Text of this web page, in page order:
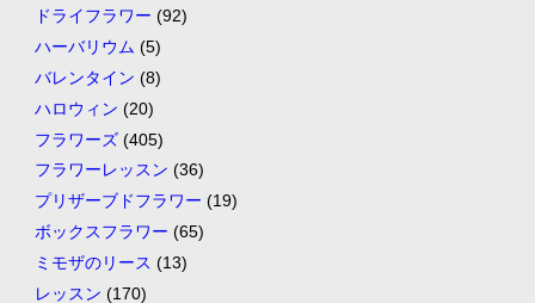
ドライフラワー (92)
ハーバリウム (5)
バレンタイン (8)
ハロウィン (20)
フラワーズ(405)
フラワーレッスン (36)
プリザーブドフラワー (19)
ボックスフラワー (65)
ミモザのリース (13)
レッスン (170)